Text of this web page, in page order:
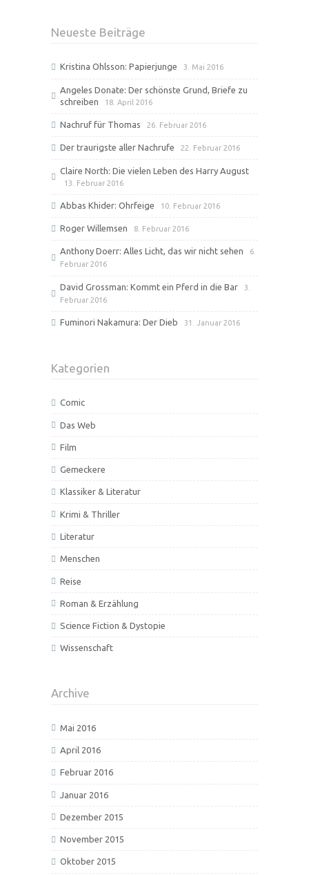
Neueste Beiträge
Kristina Ohlsson: Papierjunge 3. Mai 2016
Angeles Donate: Der schönste Grund, Briefe zu
schreiben
18. April 2016
Nachruf für Thomas 26. Februar 2016
Der traurigste aller Nachrufe 22. Februar 2016
Claire North: Die vielen Leben des Harry August
13. Februar 2016
Abbas Khider: Ohrfeige 10. Februar 2016
Roger Willemsen 8. Februar 2016
Anthony Doerr: Alles Licht, das wir nicht sehen
6.
Februar 2016
David Grossman: Kommt ein Pferd in die Bar
3.
Februar 2016
Fuminori Nakamura: Der Dieb 31. Januar 2016
Kategorien
Comic
Das Web
Film
Gemeckere
Klassiker & Literatur
Krimi & Thriller
Literatur
Menschen
Reise
Roman & Erzählung
Science Fiction & Dystopie
Wissenschaft
Archive
Mai 2016
April 2016
Februar 2016
Januar 2016
Dezember 2015
November 2015
Oktober 2015